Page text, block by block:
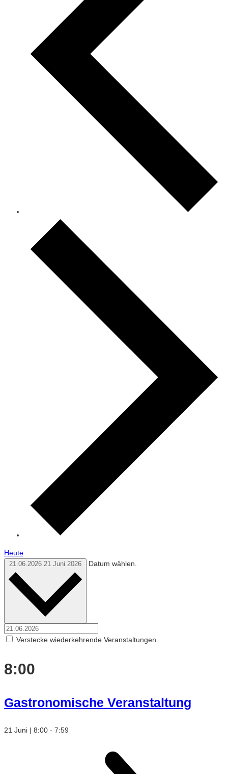
Heute
21.06.2026 21 Juni 2026 Datum wählen.
Verstecke wiederkehrende Veranstaltungen
8:00
Gastronomische Veranstaltung
21 Juni | 8:00 - 7:59